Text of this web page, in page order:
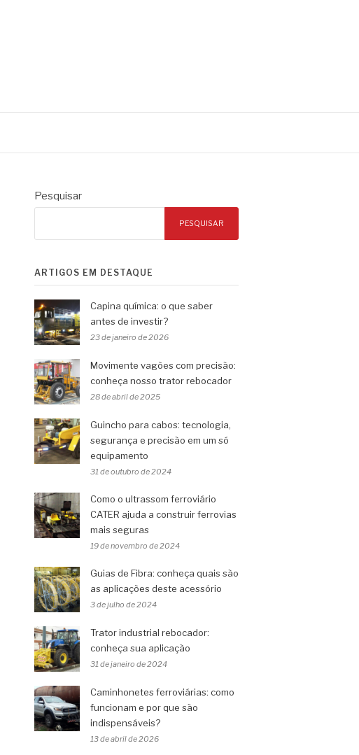
Pesquisar
PESQUISAR
ARTIGOS EM DESTAQUE
Capina química: o que saber
antes de investir?
23 de janeiro de 2026
Movimente vagões com precisão:
conheça nosso trator rebocador
28 de abril de 2025
Guincho para cabos: tecnologia,
segurança e precisão em um só
equipamento
31 de outubro de 2024
Como o ultrassom ferroviário
CATER ajuda a construir ferrovias
mais seguras
19 de novembro de 2024
Guias de Fibra: conheça quais são
as aplicações deste acessório
3 de julho de 2024
Trator industrial rebocador:
conheça sua aplicação
31 de janeiro de 2024
Caminhonetes ferroviárias: como
funcionam e por que são
indispensáveis?
13 de abril de 2026